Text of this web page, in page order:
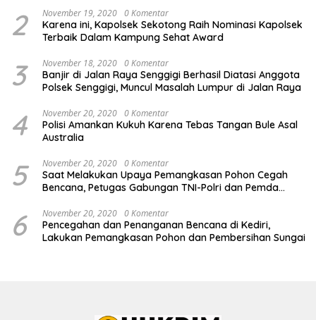
MENYUKSESKAN PROGRAM PEMERINTAH DI SEKTOR
HORTIKULTURA, KHUSUSNYA PROGRAM BANTUAN BENIH
BAWANG PUTIH DARI APBN 2026.
2 November 19, 2020 0 Komentar
Karena ini, Kapolsek Sekotong Raih Nominasi Kapolsek
Terbaik Dalam Kampung Sehat Award
3 November 18, 2020 0 Komentar
Banjir di Jalan Raya Senggigi Berhasil Diatasi Anggota
Polsek Senggigi, Muncul Masalah Lumpur di Jalan Raya
4 November 20, 2020 0 Komentar
Polisi Amankan Kukuh Karena Tebas Tangan Bule Asal
Australia
5 November 20, 2020 0 Komentar
Saat Melakukan Upaya Pemangkasan Pohon Cegah
Bencana, Petugas Gabungan TNI-Polri dan Pemda
6 November 20, 2020 0 Komentar
Pencegahan dan Penanganan Bencana di Kediri,
Lakukan Pemangkasan Pohon dan Pembersihan Sungai